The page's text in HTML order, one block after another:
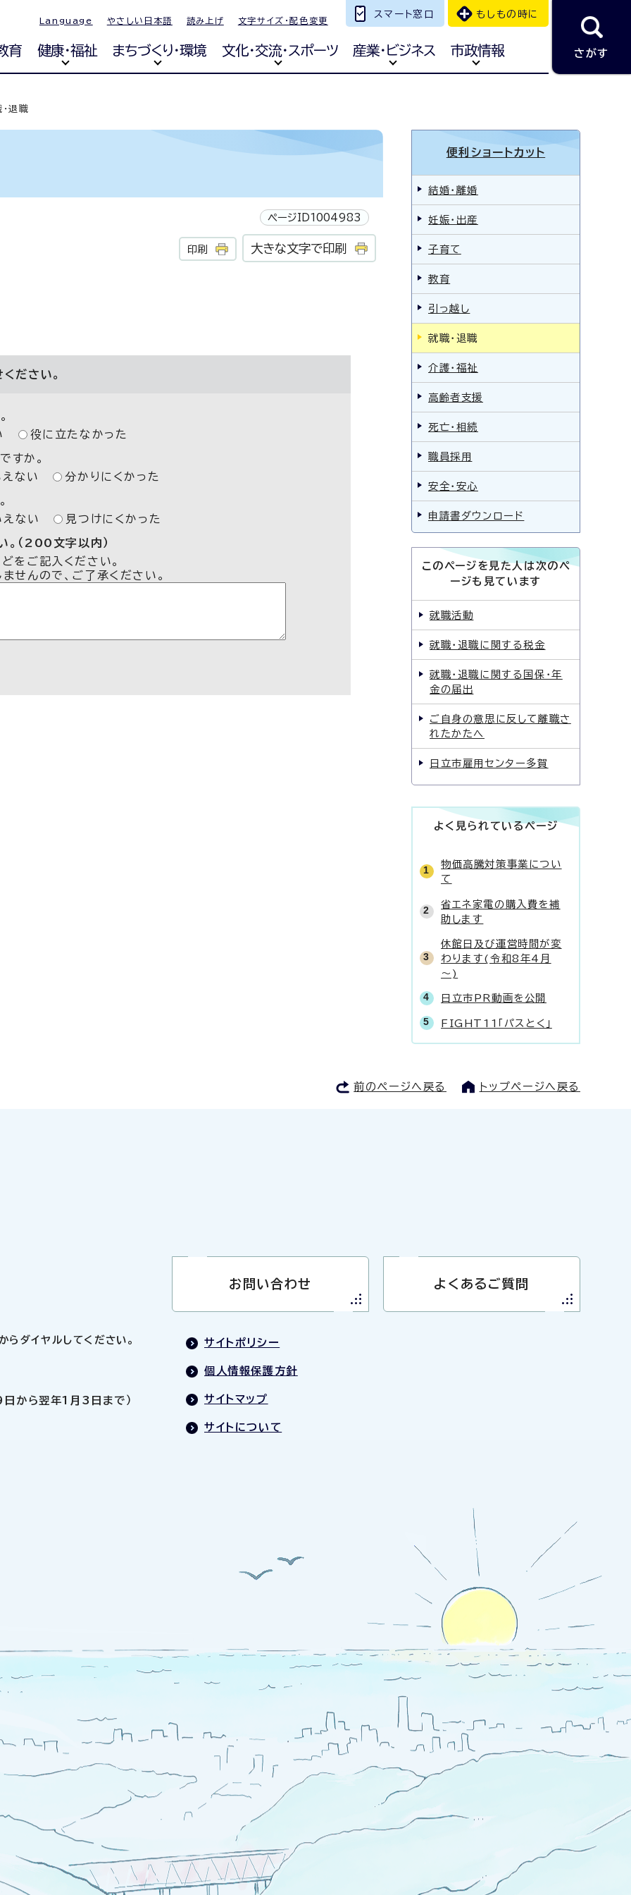
Language やさしい日本語 読み上げ 文字サイズ・配色変更
スマート窓口 もしもの時に
育 健康・福祉 まちづくり・環境 文化・交流・スポーツ 産業・ビジネス 市政情報 さがす
退職
ページID1004983
印刷 大きな文字で印刷
ださい。
役に立たなかった
すか。
ない
分かりにくかった
えない
見つけにくかった
。（200文字以内）
をご記入ください。
せんので、ご了承ください。
便利ショートカット
結婚・離婚
妊娠・出産
子育て
教育
引っ越し
就職・退職
介護・福祉
高齢者支援
死亡・相続
職員採用
安全・安心
申請書ダウンロード
このページを見た人は次のペ
ージも見ています
就職活動
就職・退職に関する税金
就職・退職に関する国保・年
金の届出
ご自身の意思に反して離職さ
れたかたへ
日立市雇用センター多賀
よく見られているページ
物価高騰対策事業につい
て
省エネ家電の購入費を補
助します
休館日及び運営時間が変
わります(令和8年4月
～)
日立市PR動画を公開
FIGHT11「パスとく」
前のページへ戻る トップページへ戻る
イヤルしてください。
日から翌年1月3日まで）
お問い合わせ よくあるご質問
サイトポリシー
個人情報保護方針
サイトマップ
サイトについて